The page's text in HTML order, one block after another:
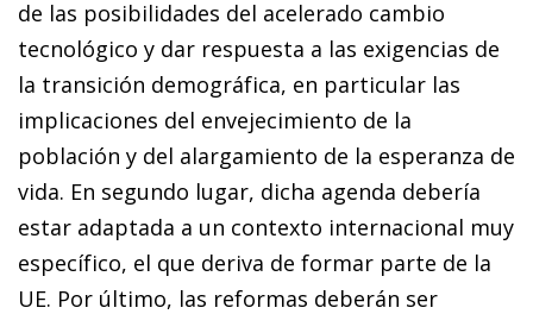
de las posibilidades del acelerado cambio
tecnológico y dar respuesta a las exigencias de
la transición demográfica, en particular las
implicaciones del envejecimiento de la
población y del alargamiento de la esperanza de
vida. En segundo lugar, dicha agenda debería
estar adaptada a un contexto internacional muy
específico, el que deriva de formar parte de la
UE. Por último, las reformas deberán ser